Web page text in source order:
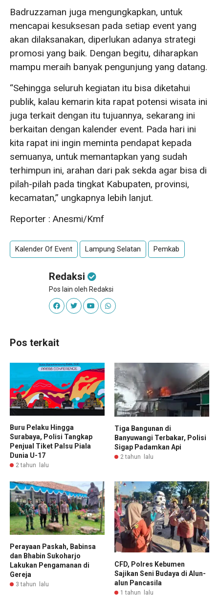
Badruzzaman juga mengungkapkan, untuk
mencapai kesuksesan pada setiap event yang
akan dilaksanakan, diperlukan adanya strategi
promosi yang baik. Dengan begitu, diharapkan
mampu meraih banyak pengunjung yang datang.
“Sehingga seluruh kegiatan itu bisa diketahui
publik, kalau kemarin kita rapat potensi wisata ini
juga terkait dengan itu tujuannya, sekarang ini
berkaitan dengan kalender event. Pada hari ini
kita rapat ini ingin meminta pendapat kepada
semuanya, untuk memantapkan yang sudah
terhimpun ini, arahan dari pak sekda agar bisa di
pilah-pilah pada tingkat Kabupaten, provinsi,
kecamatan,” ungkapnya lebih lanjut.
Reporter : Anesmi/Kmf
Kalender Of Event Lampung Selatan Pemkab
Redaksi
Pos lain oleh Redaksi
Pos terkait
Buru Pelaku Hingga
Surabaya, Polisi Tangkap
Penjual Tiket Palsu Piala
Dunia U-17
2 tahun lalu
Tiga Bangunan di
Banyuwangi Terbakar, Polisi
Sigap Padamkan Api
2 tahun lalu
Perayaan Paskah, Babinsa
dan Bhabin Sukoharjo
Lakukan Pengamanan di
Gereja
3 tahun lalu
CFD, Polres Kebumen
Sajikan Seni Budaya di Alun-
alun Pancasila
1 tahun lalu